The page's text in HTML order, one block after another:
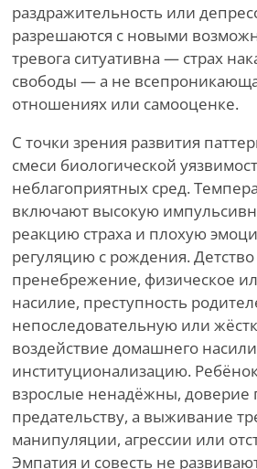
раздражительность или
разрешаются с новыми
тревога ситуативна — страх
свободы — а не
отношениях или самооценке.
С точки зрения развития
смеси биологической
неблагоприятных сред.
включают высокую
реакцию страха и плохую
регуляцию с рождения.
пренебрежение, физическое
насилие, преступность
непоследовательную или
воздействие домашнего
институционализацию.
взрослые ненадёжны, доверие
предательству, а выживание
манипуляции, агрессии или
Эмпатия и совесть не